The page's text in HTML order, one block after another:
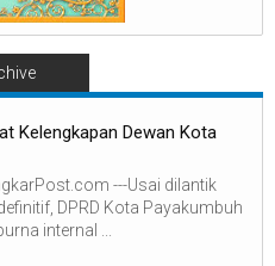
Kelengkapan Dewan Kota
---Usai dilantik
DPRD Kota Payakumbuh
internal ...